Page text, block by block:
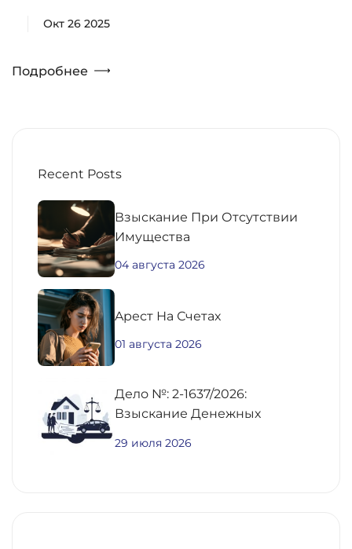
Окт 26 2025
Подробнее
Recent Posts
Взыскание При Отсутствии
Имущества
04 августа 2026
Aрест На Счетах
01 августа 2026
Дело №: 2-1637/2026:
Взыскание Денежных
29 июля 2026